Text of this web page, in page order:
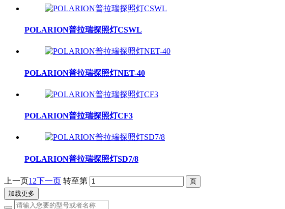
POLARION普拉瑞探照灯CSWL
POLARION普拉瑞探照灯NET-40
POLARION普拉瑞探照灯CF3
POLARION普拉瑞探照灯SD7/8
上一页1 2下一页 转至第
加载更多